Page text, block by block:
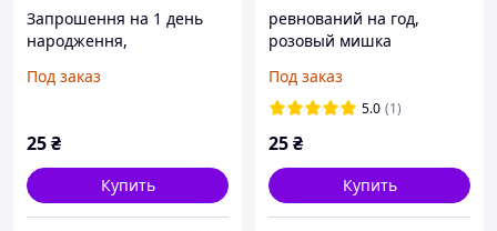
Запрошення на 1 день
народження,
Под заказ
25₴
Купить
ревнований на год,
розовый мишка
Под заказ
5.0 (1)
25₴
Купить